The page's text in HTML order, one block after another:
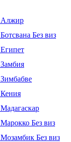
Алжир
Ботсвана Без виз
Египет
Замбия
Зимбабве
Кения
Мадагаскар
Марокко Без виз
Мозамбик Без виз